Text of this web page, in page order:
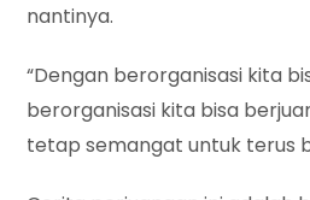
nantinya.
“Dengan berorganisasi kita
berorganisasi kita bisa
tetap semangat untuk terus